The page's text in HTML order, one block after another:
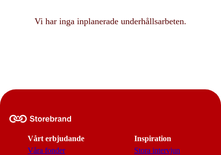
Vi har inga inplanerade underhållsarbeten.
Vårt erbjudande
Våra fonder
Inspiration
Stora intervjun